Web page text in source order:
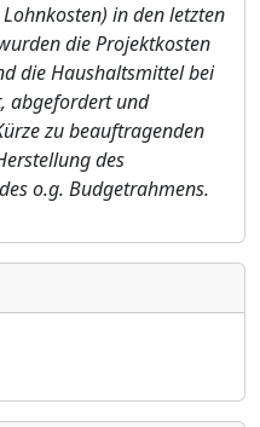
in den letzten
die Projektkosten
die Haushaltsmittel bei
abgefordert und
rze zu beauftragenden
des
o.g. Budgetrahmens.